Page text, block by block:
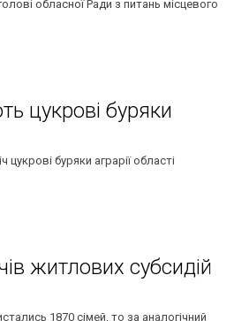
обласної Ради з питань місцевого
цукрові буряки
буряки аграрії області
житлових субсидій
1870 сімей, то за аналогічний